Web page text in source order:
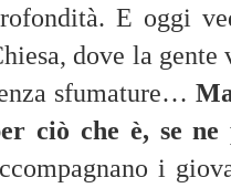
E oggi
dove la
sfumature…
ciò che è, se ne
i